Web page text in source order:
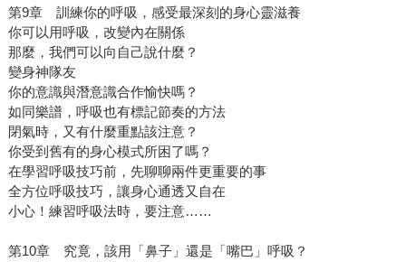
第9章 訓練你的呼吸，感受最深刻的身心靈滋養
你可以用呼吸，改變內在關係
那麼，我們可以向自己說什麼？
變身神隊友
你的意識與潛意識合作愉快嗎？
如同樂譜，呼吸也有標記節奏的方法
閉氣時，又有什麼重點該注意？
你受到舊有的身心模式所困了嗎？
在學習呼吸技巧前，先聊聊兩件更重要的事
全方位呼吸技巧，讓身心通透又自在
小心！練習呼吸法時，要注意……
第10章 究竟，該用「鼻子」還是「嘴巴」呼吸？